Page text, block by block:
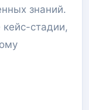
знаний.
стадии,